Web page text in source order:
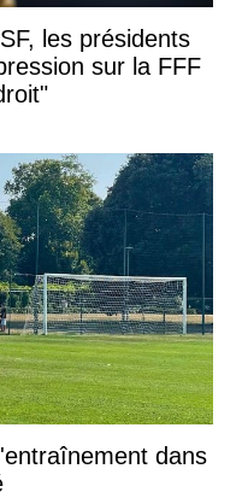
les présidents
sur la FFF
dans